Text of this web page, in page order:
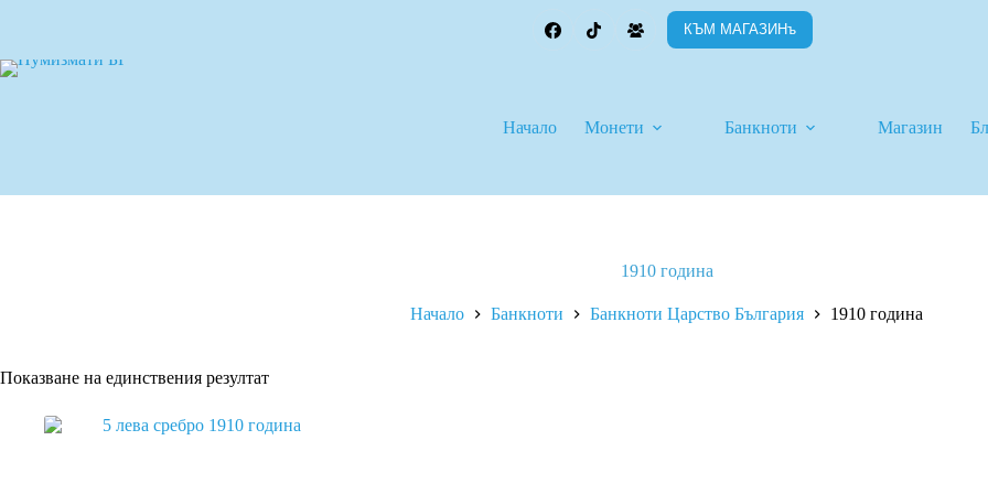
КЪМ МАГАЗИНъ
Начало Монети Банкноти Магазин
1910 година
Начало Банкноти Банкноти Царство България 1910 година
Показване на единствения резултат